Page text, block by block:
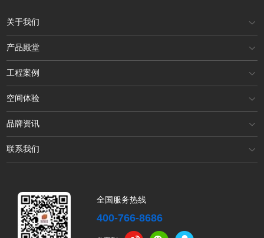
关于我们
产品殿堂
工程案例
空间体验
品牌资讯
联系我们
全国服务热线
400-766-8686